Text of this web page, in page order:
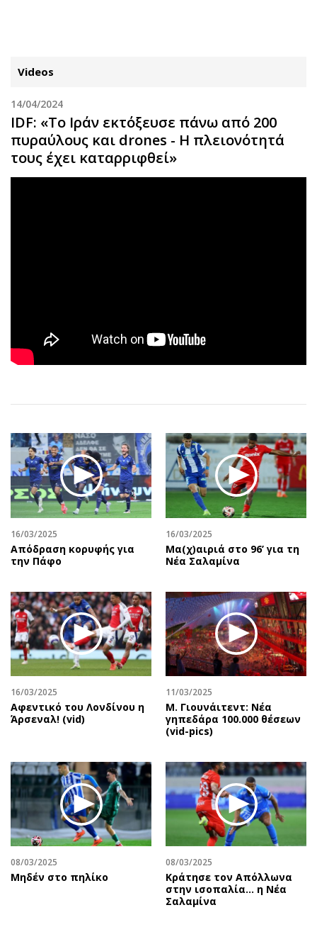
ΚΑΤΗΓΟΡΙΕΣ ΣΥΝΔΕΣΗ
Κύπρος
Παιδεία
Αθλητισμός
Κύπρος
Οικονομική
Οικονομία
Real Estate
Επιχειρήσεις
Αγορές
Money Review
AstroBank Properties
Ενέργεια
Ναυτιλία
Περιβάλλον
Ελλάδα
Κόσμος
Παράξενα
Πολιτισμός
Θέατρο-Χορός
Μουσική
Εικαστικά
Βιβλίο
Χειρόγραφα
Απόψεις
Geek
Αφιερώματα
Πολιτική
Οικονομία
Γενικά
Αναδρομές
Πρόσωπα
Περιβάλλον
Γυναίκα
Showbiz
Ταξίδια
Συνταγές
Έξοδος
Media
Εκπομπές
Wine routes
Podcasts
Uncut
Προσφορές
Προσωπικότητες στην ''Κ''
Επιστολές
Videos
14/04/2024
IDF: «Το Ιράν εκτόξευσε πάνω από 200
πυραύλους και drones - Η πλειονότητά
τους έχει καταρριφθεί»
16/03/2025
Απόδραση κορυφής για
την Πάφο
16/03/2025
Μα(χ)αιριά στο 96’ για τη
Νέα Σαλαμίνα
16/03/2025
Αφεντικό του Λονδίνου η
Άρσεναλ! (vid)
11/03/2025
Μ. Γιουνάιτεντ: Νέα
γηπεδάρα 100.000 θέσεων
(vid-pics)
08/03/2025
Μηδέν στο πηλίκο
08/03/2025
Κράτησε τον Απόλλωνα
στην ισοπαλία… η Νέα
Σαλαμίνα